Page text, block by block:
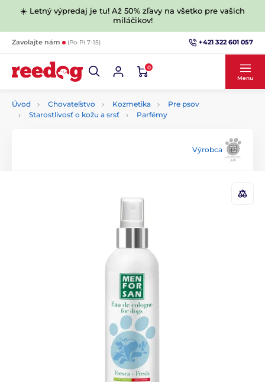
☀️ Letný výpredaj je tu! Až 50% zľavy na všetko pre vašich
miláčikov!
Zavolajte nám (Po-Pi 7-15) +421 322 601 057
0
Menu
Úvod Chovateľstvo Kozmetika
Pre psov
Starostlivosť o kožu a srsť
Parfémy
Výrobca